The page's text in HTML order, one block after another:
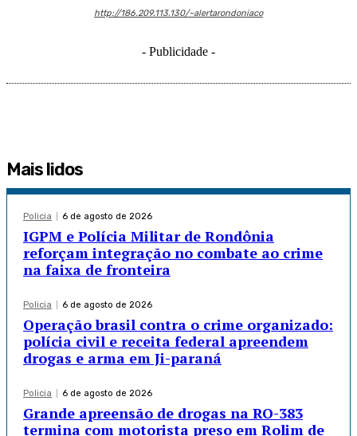
http://186.209.113.130/~alertarondoniaco
- Publicidade -
Mais lidos
Policia 6 de agosto de 2026
IGPM e Polícia Militar de Rondônia
reforçam integração no combate ao crime
na faixa de fronteira
Policia 6 de agosto de 2026
Operação brasil contra o crime organizado:
polícia civil e receita federal apreendem
drogas e arma em Ji-paraná
Policia 6 de agosto de 2026
Grande apreensão de drogas na RO-383
termina com motorista preso em Rolim de